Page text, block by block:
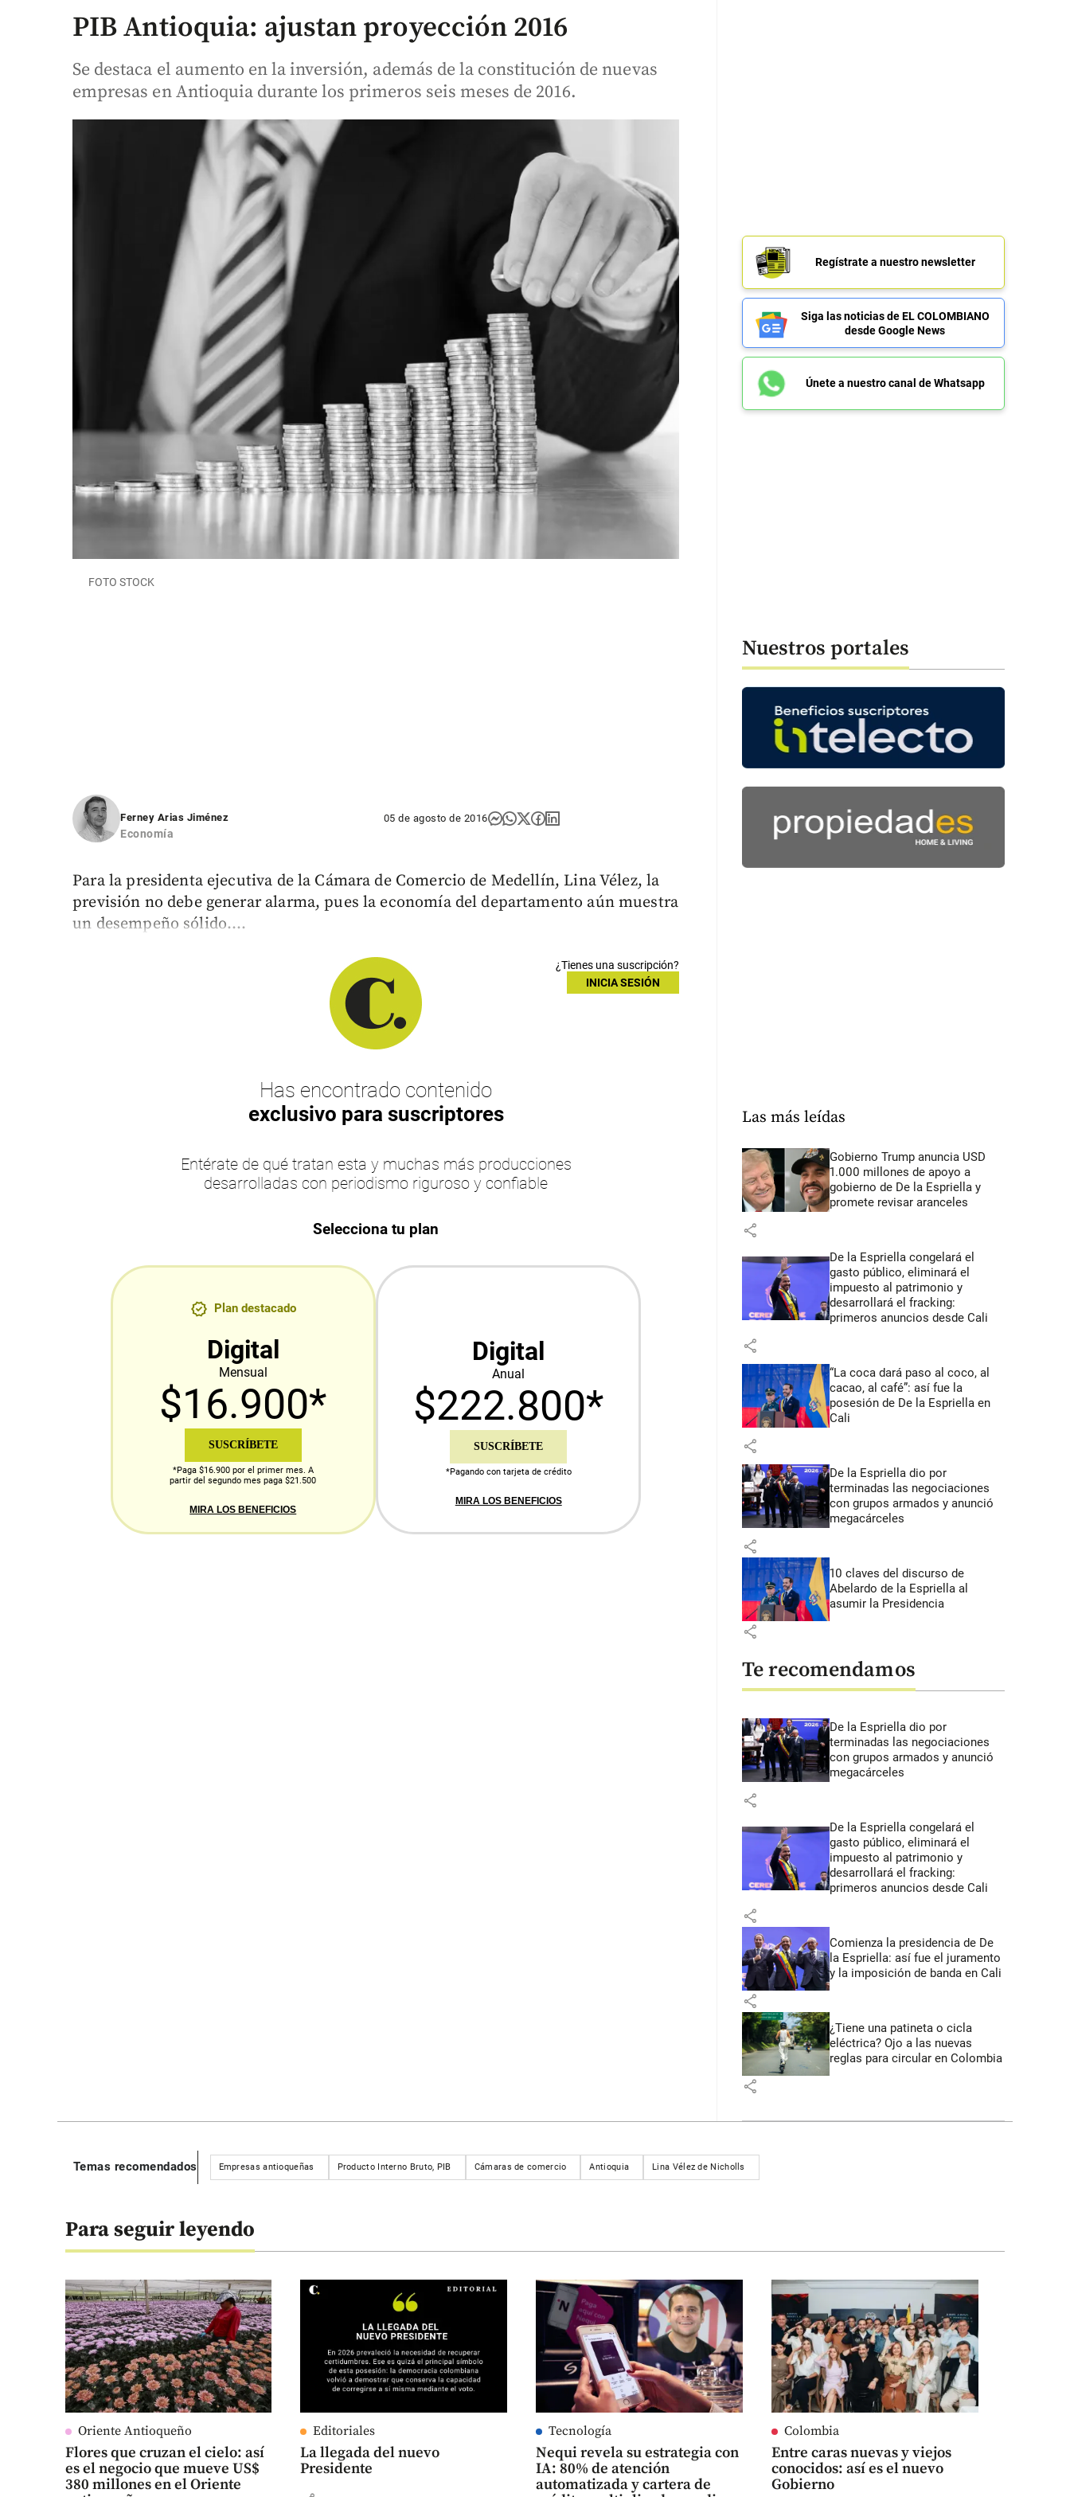
PIB Antioquia: ajustan proyección 2016
Se destaca el aumento en la inversión, además de la constitución de nuevas
empresas en Antioquia durante los primeros seis meses de 2016.
FOTO STOCK
Ferney Arias Jiménez
Economía
05 de agosto de 2016
Para la presidenta ejecutiva de la Cámara de Comercio de Medellín, Lina Vélez, la
previsión no debe generar alarma, pues la economía del departamento aún muestra
un desempeño sólido....
¿Tienes una suscripción?
INICIA SESIÓN
Has encontrado contenido
exclusivo para suscriptores
Entérate de qué tratan esta y muchas más producciones
desarrolladas con periodismo riguroso y confiable
Selecciona tu plan
Plan destacado
Digital
Mensual
$16.900*
SUSCRÍBETE
*Paga $16.900 por el primer mes. A
partir del segundo mes paga $21.500
MIRA LOS BENEFICIOS
Digital
Anual
$222.800*
SUSCRÍBETE
*Pagando con tarjeta de crédito
MIRA LOS BENEFICIOS
Regístrate a nuestro newsletter
Siga las noticias de EL COLOMBIANO
desde Google News
Únete a nuestro canal de Whatsapp
Nuestros portales
Las más leídas
Gobierno Trump anuncia USD
1.000 millones de apoyo a
gobierno de De la Espriella y
promete revisar aranceles
share
De la Espriella congelará el
gasto público, eliminará el
impuesto al patrimonio y
desarrollará el fracking:
primeros anuncios desde Cali
share
“La coca dará paso al coco, al
cacao, al café”: así fue la
posesión de De la Espriella en
Cali
share
De la Espriella dio por
terminadas las negociaciones
con grupos armados y anunció
megacárceles
share
10 claves del discurso de
Abelardo de la Espriella al
asumir la Presidencia
share
Te recomendamos
De la Espriella dio por
terminadas las negociaciones
con grupos armados y anunció
megacárceles
share
De la Espriella congelará el
gasto público, eliminará el
impuesto al patrimonio y
desarrollará el fracking:
primeros anuncios desde Cali
share
Comienza la presidencia de De
la Espriella: así fue el juramento
y la imposición de banda en Cali
share
¿Tiene una patineta o cicla
eléctrica? Ojo a las nuevas
reglas para circular en Colombia
share
Temas recomendados Empresas antioqueñas Producto Interno Bruto, PIB Cámaras de comercio Antioquia Lina Vélez de Nicholls
Para seguir leyendo
Oriente Antioqueño
Flores que cruzan el cielo: así
es el negocio que mueve US$
380 millones en el Oriente
Editoriales
La llegada del nuevo
Presidente
Tecnología
Nequi revela su estrategia con
IA: 80% de atención
automatizada y cartera de
Colombia
Entre caras nuevas y viejos
conocidos: así es el nuevo
Gobierno